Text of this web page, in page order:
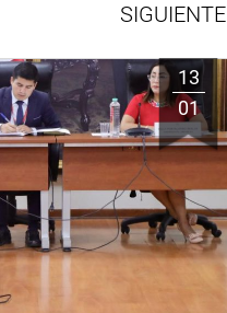
SIGUIENTE
13
01